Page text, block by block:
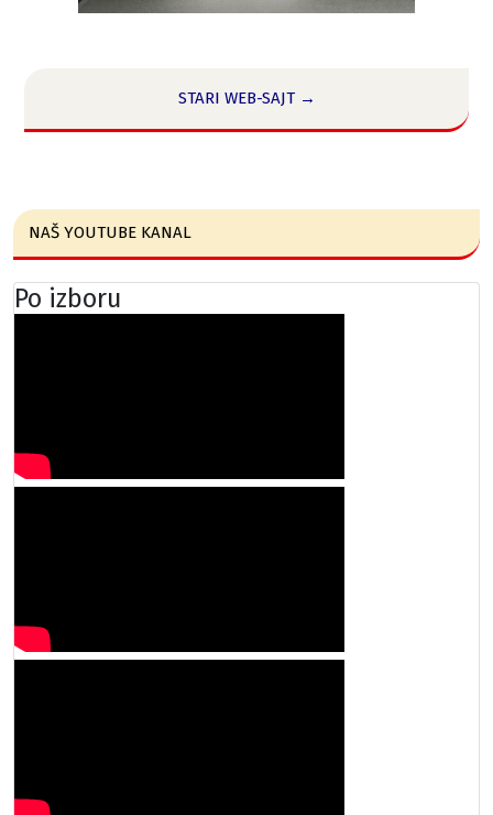
STARI WEB-SAJT →
NAŠ YOUTUBE KANAL
Po izboru